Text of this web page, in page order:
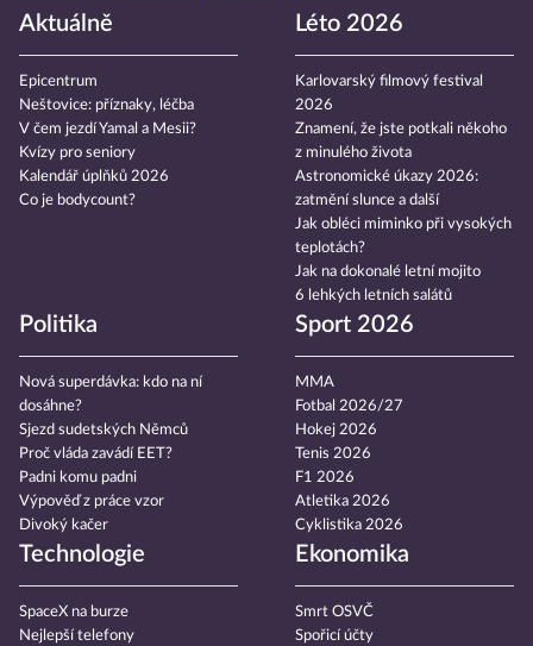
Aktuálně
Epicentrum
Neštovice: příznaky, léčba
V čem jezdí Yamal a Mesii?
Kvízy pro seniory
Kalendář úplňků 2026
Co je bodycount?
Léto 2026
Karlovarský filmový festival
2026
Znamení, že jste potkali někoho
z minulého života
Astronomické úkazy 2026:
zatmění slunce a další
Jak obléci miminko při vysokých
teplotách?
Jak na dokonalé letní mojito
6 lehkých letních salátů
Politika
Nová superdávka: kdo na ní
dosáhne?
Sjezd sudetských Němců
Proč vláda zavádí EET?
Padni komu padni
Výpověď z práce vzor
Divoký kačer
Sport 2026
MMA
Fotbal 2026/27
Hokej 2026
Tenis 2026
F1 2026
Atletika 2026
Cyklistika 2026
Technologie
SpaceX na burze
Nejlepší telefony
Ekonomika
Smrt OSVČ
Spořicí účty